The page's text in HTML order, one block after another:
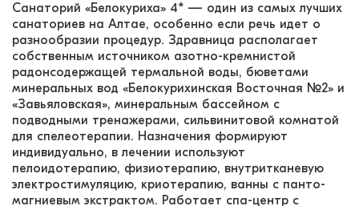
Санаторий «Белокуриха» 4* — один из самых лучших
санаториев на Алтае, особенно если речь идет о
разнообразии процедур. Здравница располагает
собственным источником азотно-кремнистой
радонсодержащей термальной воды, бюветами
минеральных вод «Белокурихинская Восточная №2» и
«Завьяловская», минеральным бассейном с
подводными тренажерами, сильвинитовой комнатой
для спелеотерапии. Назначения формируют
индивидуально, в лечении используют
пелоидотерапию, физиотерапию, внутритканевую
электростимуляцию, криотерапию, ванны с панто-
магниевым экстрактом. Работает спа-центр с